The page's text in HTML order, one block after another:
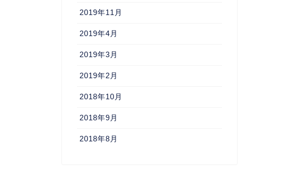
2019年11月
2019年4月
2019年3月
2019年2月
2018年10月
2018年9月
2018年8月